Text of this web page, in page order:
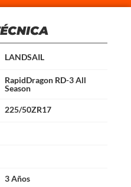
LANDSAIL
RapidDragon RD-3 All
Season
225/50ZR17
3 Años